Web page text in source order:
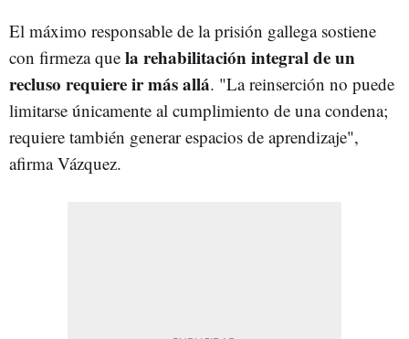
El máximo responsable de la prisión gallega sostiene
con firmeza que la rehabilitación integral de un
recluso requiere ir más allá. "La reinserción no puede
limitarse únicamente al cumplimiento de una condena;
requiere también generar espacios de aprendizaje",
afirma Vázquez.